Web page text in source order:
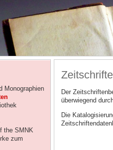
Monographien
the SMNK
zum
Der
überwiegend
Die